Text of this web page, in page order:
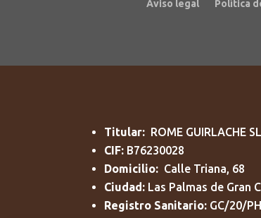
Aviso legal Política
Titular: ROME GUIRLACHE
CIF: B76230028
Domicilio: Calle Triana, 68
Ciudad: Las Palmas de Gran
Registro Sanitario: GC/20/